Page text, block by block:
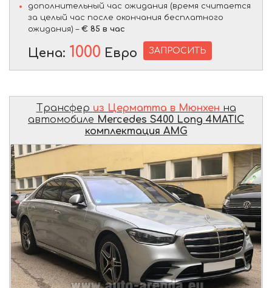
дополнительный час ожидания (время считается
за целый час после окончания бесплатного
ожидания) – € 85 в час
Цена: 1000 Евро ЗАПРОСИТЬ
Трансфер из Церматта в Мюнхен на
автомобиле Mercedes S400 Long 4MATIC
комплектация AMG